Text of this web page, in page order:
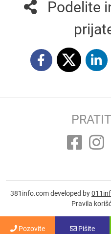
Podelite
381info.com developed by
Pravila
Pozovite Pišite